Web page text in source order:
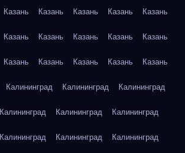
Казань Казань Казань Казань Казань
Казань Казань Казань Казань Казань
Казань Казань Казань Казань Казань
Калининград Калининград Калининград
Калининград Калининград Калининград
Калининград Калининград Калининград